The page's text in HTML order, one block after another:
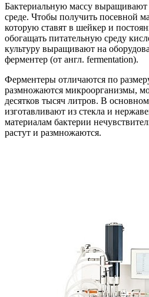
Бактериальную массу
среде. Чтобы получить посевной
которую ставят в шейкер и
обогащать питательную среду
культуру выращивают на
ферментер (от англ. fermentation).
Ферментеры отличаются по
размножаются микроорганизмы,
десятков тысяч литров. В
изготавливают из стекла и
материалам бактерии
растут и размножаются.